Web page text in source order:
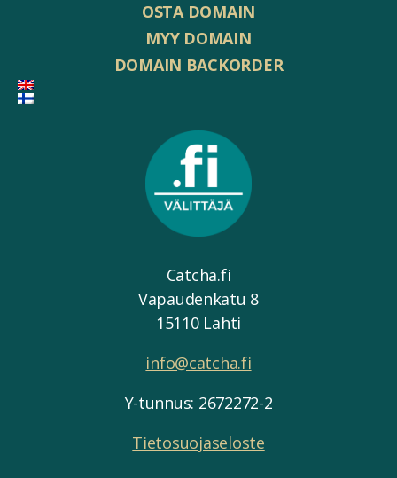
OSTA DOMAIN
MYY DOMAIN
DOMAIN BACKORDER
Catcha.fi
Vapaudenkatu 8
15110 Lahti
info@catcha.fi
Y-tunnus: 2672272-2
Tietosuojaseloste